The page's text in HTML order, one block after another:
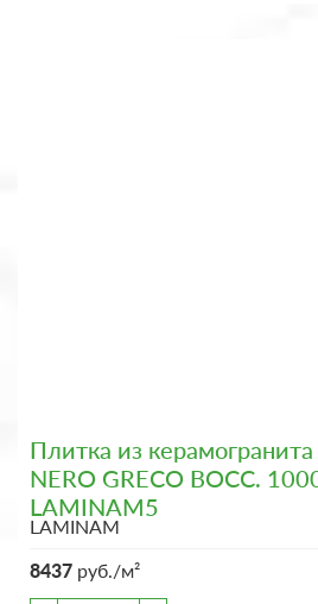
Плитка из
NERO GRECO BOCC.
LAMINAM5
LAMINAM
8437 руб./м²